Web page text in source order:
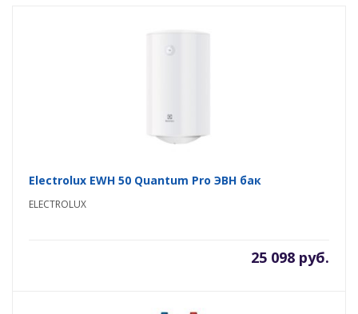
Electrolux EWH 50 Quantum Pro ЭВН бак
ELECTROLUX
25 098 руб.